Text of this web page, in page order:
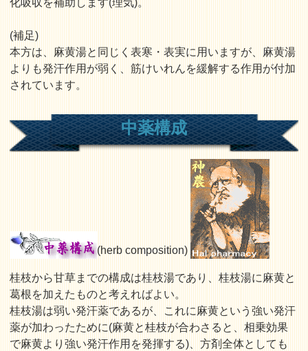
化吸収を補助します(理気)。
(補足)
本方は、麻黄湯と同じく表寒・表実に用いますが、麻黄湯
よりも発汗作用が弱く、筋けいれんを緩解する作用が付加
されています。
中薬構成
(herb composition)
桂枝から甘草までの構成は桂枝湯であり、桂枝湯に麻黄と
葛根を加えたものと考えればよい。
桂枝湯は弱い発汗薬であるが、これに麻黄という強い発汗
薬が加わったために(麻黄と桂枝が合わさると、相乗効果
で麻黄より強い発汗作用を発揮する)、方剤全体としても